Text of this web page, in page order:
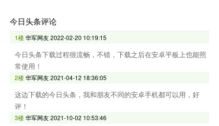
今日头条评论
1楼华军网友2022-02-20 10:19:15
今日头条下载过程很流畅，不错，下载之后在安卓平板上也能照
常使用！
2楼华军网友2021-04-12 18:36:05
这边下载的今日头条，我和朋友不同的安卓手机都可以用，好
评！
3楼华军网友2021-10-02 10:53:46